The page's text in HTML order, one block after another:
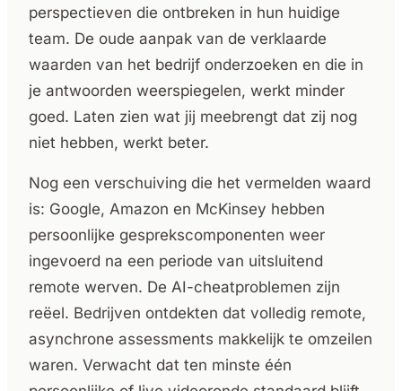
perspectieven die ontbreken in hun huidige
team. De oude aanpak van de verklaarde
waarden van het bedrijf onderzoeken en die in
je antwoorden weerspiegelen, werkt minder
goed. Laten zien wat jij meebrengt dat zij nog
niet hebben, werkt beter.
Nog een verschuiving die het vermelden waard
is: Google, Amazon en McKinsey hebben
persoonlijke gesprekscomponenten weer
ingevoerd na een periode van uitsluitend
remote werven. De AI-cheatproblemen zijn
reëel. Bedrijven ontdekten dat volledig remote,
asynchrone assessments makkelijk te omzeilen
waren. Verwacht dat ten minste één